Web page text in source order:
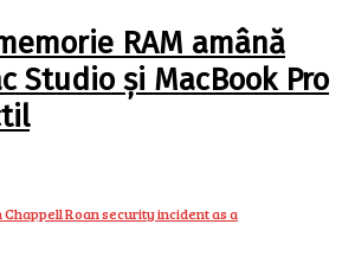
RAM amână
Studio și MacBook Pro